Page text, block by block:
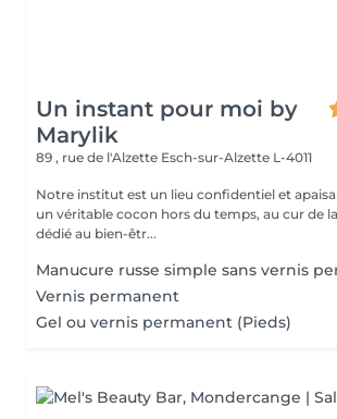
Un instant pour moi by
Marylik
89 , rue de l'Alzette Esch-sur-Alzette L-4011
Notre institut est un lieu confidentiel et
un véritable cocon hors du temps, au cur de
dédié au bien-êtr...
Manucure russe simple sans vernis
Vernis permanent
Gel ou vernis permanent (Pieds)